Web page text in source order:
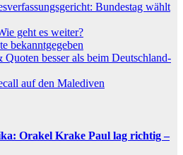
Bundestag wählt
geht es weiter?
bekanntgegeben
besser als beim Deutschland-
auf den Malediven
Orakel Krake Paul lag richtig –